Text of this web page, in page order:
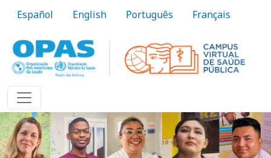
Español English Português Français